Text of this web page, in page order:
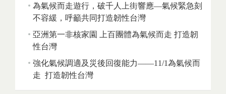
為氣候而走遊行，破千人上街響應—氣候緊急刻
不容緩，呼籲共同打造韌性台灣
亞洲第一非核家園 上百團體為氣候而走 打造韌
性台灣
強化氣候調適及災後回復能力——11/1為氣候而
走 打造韌性台灣